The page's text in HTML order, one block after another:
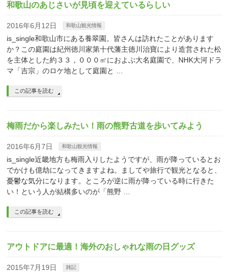
和歌山のあじさいが見頃を迎えているらしい
2016年6月12日 和歌山観光情報
is_single和歌山市にある養翠園。皆さんは訪れたことがあります
か？この庭園は紀州徳川家第十代藩主徳川治寶により造営された松
を主体とした約３３，０００㎡におよぶ大名庭園で、NHK大河ドラ
マ「吉宗」のロケ地として庭園と …
この記事を読む
梅雨だから楽しみたい！雨の熊野古道を歩いてみよう
2016年6月7日 和歌山観光情報
is_single近畿地方も梅雨入りしたようですが、雨が降っているとお
でかけも億劫になってきますよね。ましてや旅行で観光となると、
憂鬱な気分になります。ところが逆に雨が降っている時に行きた
い！という人が結構多いのが「熊野 …
この記事を読む
アウトドアに最適！海外のおしゃれな雨の日グッズ
2015年7月19日 雑記